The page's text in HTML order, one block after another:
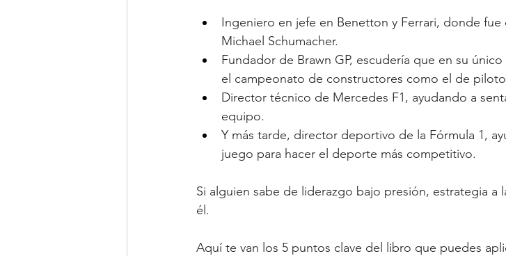
Ingeniero en jefe en Benetton y Ferrari, donde
Michael Schumacher.
Fundador de Brawn GP, escudería que en su
el campeonato de constructores como el de
Director técnico de Mercedes F1, ayudando a
equipo.
Y más tarde, director deportivo de la Fórmula 1,
juego para hacer el deporte más competitivo.
Si alguien sabe de liderazgo bajo presión, estrategia
él.
Aquí te van los 5 puntos clave del libro que puedes